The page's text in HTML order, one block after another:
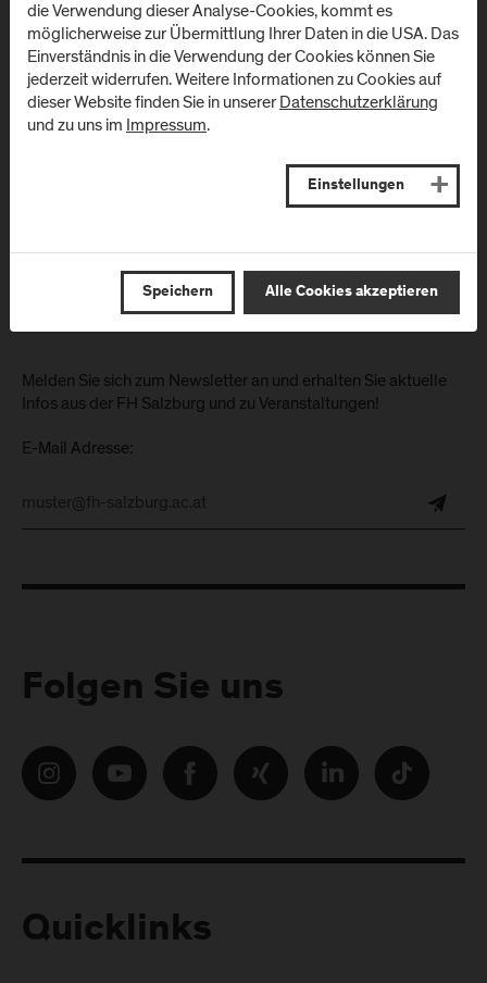
A-5020 Salzburg
Anfahrt & Kontakt
Schwarzenberg
Klinikum)
Schwarzenbergplatz 1
A-5620Schwarzach im
Anfahrt & Kontakt
Newsletter
Melden Sie sich zum Newsletter an und erhalten Sie aktuelle
Infos aus der FH Salzburg und zu Veranstaltungen!
E-Mail Adresse:
Folgen Sie uns
Quicklinks
die Verwendung dieser Analyse-Cookies, kommt es
möglicherweise zur Übermittlung Ihrer Daten in die USA. Das
Einverständnis in die Verwendung der Cookies können Sie
jederzeit widerrufen. Weitere Informationen zu Cookies auf
dieser Website finden Sie in unsererDatenschutzerklärung
und zu uns im Impressum.
Einstellungen
Speichern Alle Cookies akzeptieren